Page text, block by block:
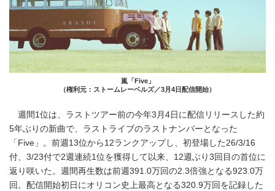
嵐「Five」
（権利元：ストームレーベルズ／3月4日配信開始）
週間1位は、ラストツアー前の今年3月4日に配信リリースした約
5年ぶりの新曲で、ラストライブのラストナンバーとなった
「Five」。前週13位から12ランクアップし、初登場した26/3/16
付、3/23付で2週連続1位を獲得して以来、12週ぶり3回目の首位に
返り咲いた。週間再生数は前週391.0万回の2.3倍強となる923.0万
回。配信開始初日にオリコン史上最高となる320.9万回を記録した